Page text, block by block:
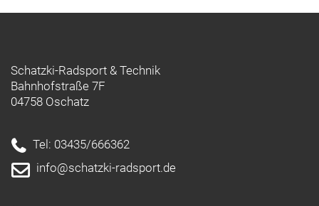
Schatzki-Radsport & Technik
Bahnhofstraße 7F
04758 Oschatz
Tel: 03435/666362
info@schatzki-radsport.de